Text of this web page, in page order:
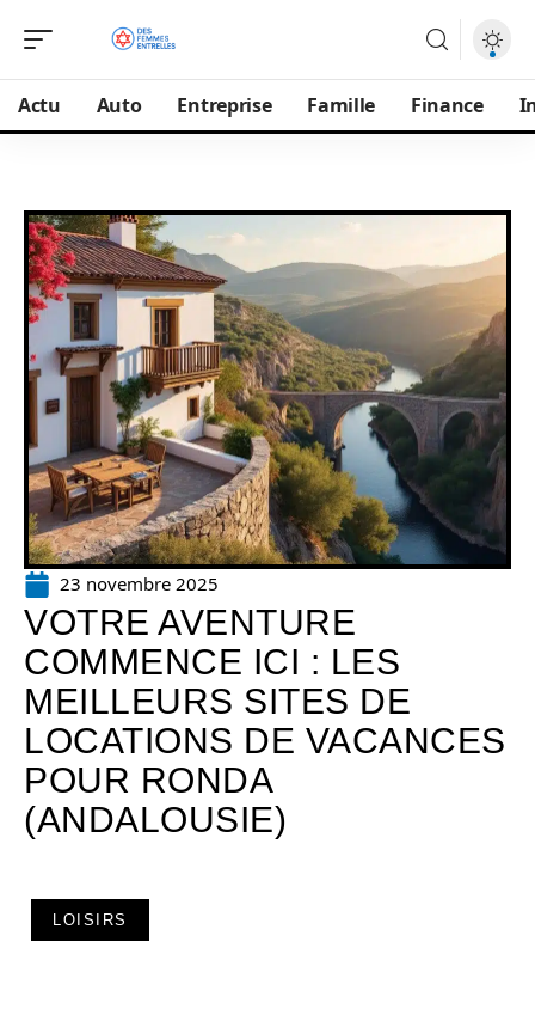
Actu Auto Entreprise Famille Finance
23 novembre 2025
VOTRE AVENTURE
COMMENCE ICI : LES
MEILLEURS SITES DE
LOCATIONS DE VACANCES
POUR RONDA
(ANDALOUSIE)
LOISIRS